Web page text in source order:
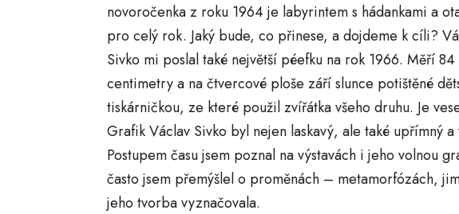
novoročenka z roku 1964 je labyrintem s hádankami a
pro celý rok. Jaký bude, co přinese, a dojdeme k cíli?
Sivko mi poslal také největší péefku na rok 1966. Měří 84
centimetry a na čtvercové ploše září slunce potištěné
tiskárničkou, ze které použil zvířátka všeho druhu. Je
Grafik Václav Sivko byl nejen laskavý, ale také upřímný a
Postupem času jsem poznal na výstavách i jeho volnou
často jsem přemýšlel o proměnách – metamorfózách,
jeho tvorba vyznačovala.